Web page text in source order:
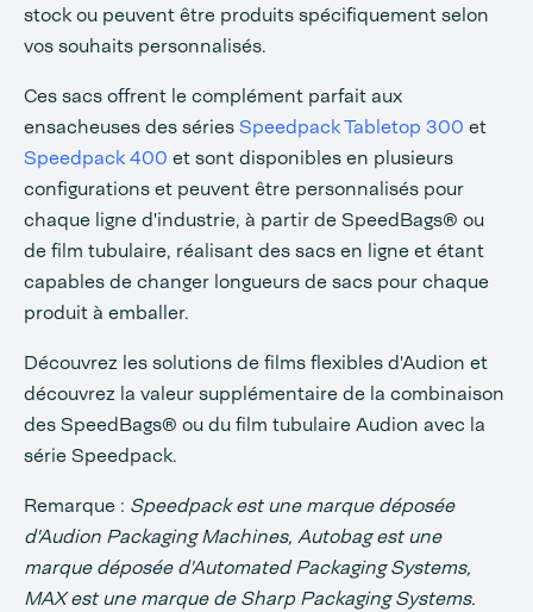
stock ou peuvent être produits spécifiquement selon
vos souhaits personnalisés.
Ces sacs offrent le complément parfait aux
ensacheuses des sériesSpeedpack Tabletop 300 et
Speedpack 400 et sont disponibles en plusieurs
configurations et peuvent être personnalisés pour
chaque ligne d'industrie, à partir de SpeedBags® ou
de film tubulaire, réalisant des sacs en ligne et étant
capables de changer longueurs de sacs pour chaque
produit à emballer.
Découvrez les solutions de films flexibles d'Audion et
découvrez la valeur supplémentaire de la combinaison
des SpeedBags® ou du film tubulaire Audion avec la
série Speedpack.
Remarque : Speedpack est une marque déposée
d'Audion Packaging Machines, Autobag est une
marque déposée d'Automated Packaging Systems,
MAX est une marque de Sharp Packaging Systems.